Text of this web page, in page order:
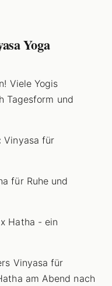
Yoga
Viele Yogis
Tagesform und
Vinyasa für
für Ruhe und
Hatha - ein
Vinyasa für
am Abend nach